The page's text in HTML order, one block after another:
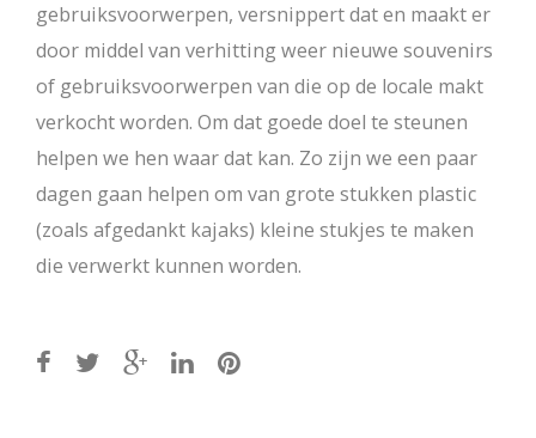
gebruiksvoorwerpen, versnippert dat en maakt er
door middel van verhitting weer nieuwe souvenirs
of gebruiksvoorwerpen van die op de locale makt
verkocht worden. Om dat goede doel te steunen
helpen we hen waar dat kan. Zo zijn we een paar
dagen gaan helpen om van grote stukken plastic
(zoals afgedankt kajaks) kleine stukjes te maken
die verwerkt kunnen worden.